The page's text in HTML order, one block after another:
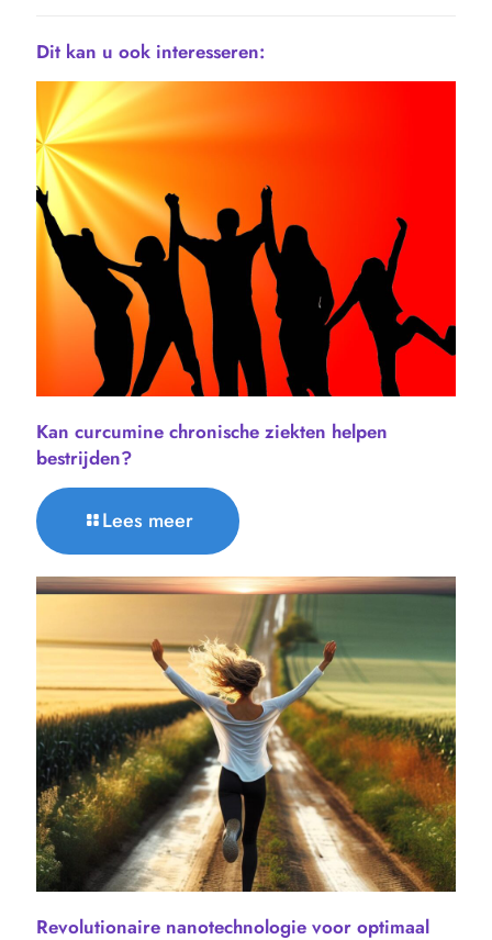
Dit kan u ook interesseren:
Kan curcumine chronische ziekten helpen
bestrijden?
Lees meer
Revolutionaire nanotechnologie voor optimaal